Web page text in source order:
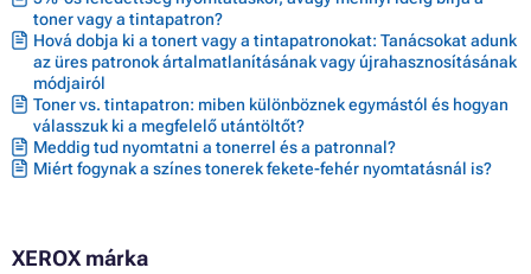
toner vagy a tintapatron?
Hová dobja ki a tonert vagy a tintapatronokat: Tanácsokat adunk
az üres patronok ártalmatlanításának vagy újrahasznosításának
módjairól
Toner vs. tintapatron: miben különböznek egymástól és hogyan
válasszuk ki a megfelelő utántöltőt?
Meddig tud nyomtatni a tonerrel és a patronnal?
Miért fogynak a színes tonerek fekete-fehér nyomtatásnál is?
XEROX márka